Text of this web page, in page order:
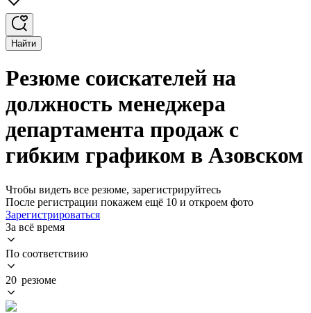
Найти
Резюме соискателей на
должность менеджера
департамента продаж с
гибким графиком в Азовском
Чтобы видеть все резюме, зарегистрируйтесь
После регистрации покажем ещё 10 и откроем фото
Зарегистрироваться
За всё время
По соответствию
20 резюме